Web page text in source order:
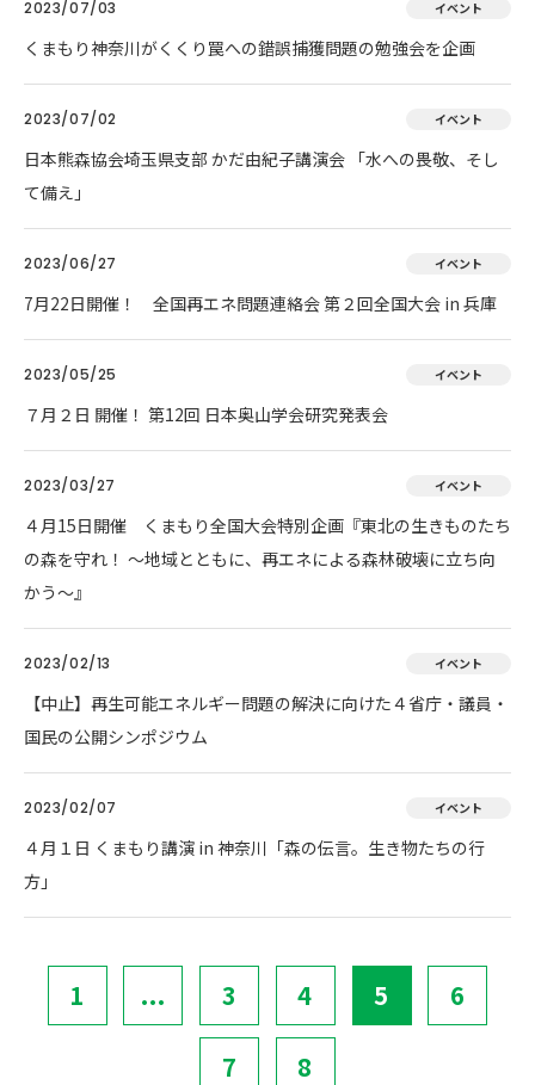
2023/07/03 イベント
くまもり神奈川がくくり罠への錯誤捕獲問題の勉強会を企画
2023/07/02 イベント
日本熊森協会埼玉県支部 かだ由紀子講演会 「水への畏敬、そし
て備え」
2023/06/27 イベント
7月22日開催！ 全国再エネ問題連絡会 第２回全国大会 in 兵庫
2023/05/25 イベント
７月２日 開催！ 第12回 日本奥山学会研究発表会
2023/03/27 イベント
４月15日開催 くまもり全国大会特別企画『東北の生きものたち
の森を守れ！ 〜地域とともに、再エネによる森林破壊に立ち向
かう〜』
2023/02/13 イベント
【中止】再生可能エネルギー問題の解決に向けた４省庁・議員・
国民の公開シンポジウム
2023/02/07 イベント
４月１日 くまもり講演 in 神奈川「森の伝言。生き物たちの行
方」
1 ... 3 4 5 6
7 8